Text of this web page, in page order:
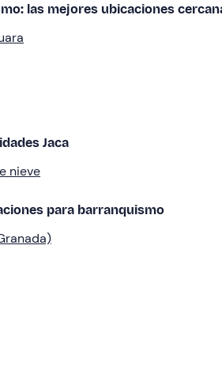
las mejores ubicaciones
Jaca
nieve
para barranquismo